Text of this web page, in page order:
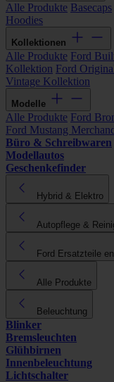
Alle Produkte Basecaps
Hoodies
Kollektionen
Alle Produkte Ford
Kollektion Ford
Vintage Kollektion
Modelle
Alle Produkte Ford
Ford Mustang
Büro & Schreibwaren
Modellautos
Geschenkefinder
Hybrid & Elektro
Autopflege &
Ford Ersatzteile
Alle Produkte
Beleuchtung
Blinker
Bremsleuchten
Glühbirnen
Innenbeleuchtung
Lichtschalter